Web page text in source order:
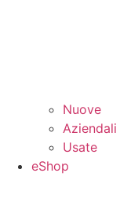
Nuove
Aziendali
Usate
eShop